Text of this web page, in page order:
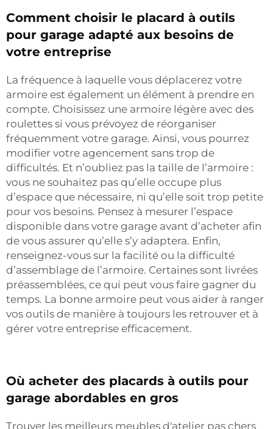
Comment choisir le placard à outils
pour garage adapté aux besoins de
votre entreprise
La fréquence à laquelle vous déplacerez votre
armoire est également un élément à prendre en
compte. Choisissez une armoire légère avec des
roulettes si vous prévoyez de réorganiser
fréquemment votre garage. Ainsi, vous pourrez
modifier votre agencement sans trop de
difficultés. Et n’oubliez pas la taille de l’armoire :
vous ne souhaitez pas qu’elle occupe plus
d’espace que nécessaire, ni qu’elle soit trop petite
pour vos besoins. Pensez à mesurer l’espace
disponible dans votre garage avant d’acheter afin
de vous assurer qu’elle s’y adaptera. Enfin,
renseignez-vous sur la facilité ou la difficulté
d’assemblage de l’armoire. Certaines sont livrées
préassemblées, ce qui peut vous faire gagner du
temps. La bonne armoire peut vous aider à ranger
vos outils de manière à toujours les retrouver et à
gérer votre entreprise efficacement.
Où acheter des placards à outils pour
garage abordables en gros
Trouver les meilleurs meubles d'atelier pas chers